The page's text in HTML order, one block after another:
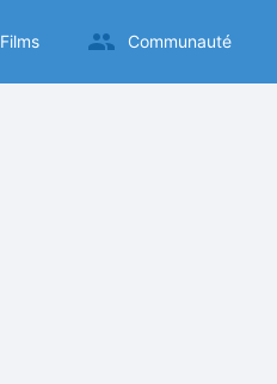
Films Communauté